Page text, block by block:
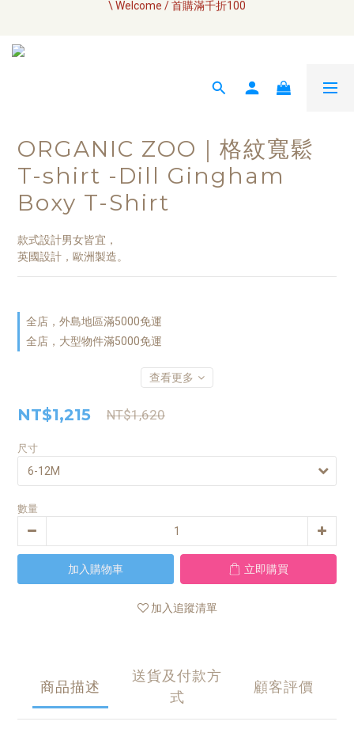
ORGANIC ZOO｜格紋寬鬆
T-shirt -Dill Gingham
Boxy T-Shirt
款式設計男女皆宜，
英國設計，歐洲製造。
全店，外島地區滿5000免運
全店，大型物件滿5000免運
查看更多
NT$1,215 NT$1,620
尺寸
數量
加入購物車 立即購買
加入追蹤清單
商品描述
送貨及付款方
式
顧客評價